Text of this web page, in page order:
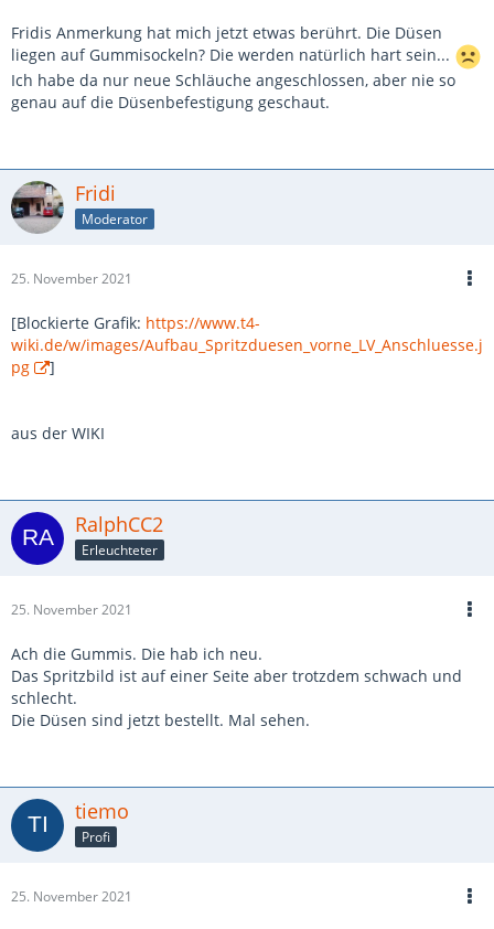
lange es die noch gibt.
Fridis Anmerkung hat mich jetzt etwas berührt. Die Düsen
liegen auf Gummisockeln? Die werden natürlich hart sein...
Ich habe da nur neue Schläuche angeschlossen, aber nie so
genau auf die Düsenbefestigung geschaut.
Fridi
Moderator
25. November 2021
[Blockierte Grafik: https://www.t4-
wiki.de/w/images/Aufbau_Spritzduesen_vorne_LV_Anschluesse.j
pg
]
aus der WIKI
RalphCC2
Erleuchteter
25. November 2021
Ach die Gummis. Die hab ich neu.
Das Spritzbild ist auf einer Seite aber trotzdem schwach und
schlecht.
Die Düsen sind jetzt bestellt. Mal sehen.
tiemo
Profi
25. November 2021